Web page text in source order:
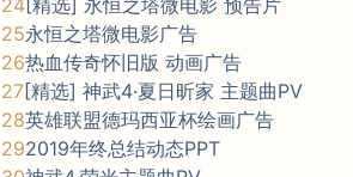
24[精选] 永恒之塔微电影 预告片
25永恒之塔微电影广告
26热血传奇怀旧版 动画广告
27[精选] 神武4·夏日昕家 主题曲PV
28英雄联盟德玛西亚杯绘画广告
292019年终总结动态PPT